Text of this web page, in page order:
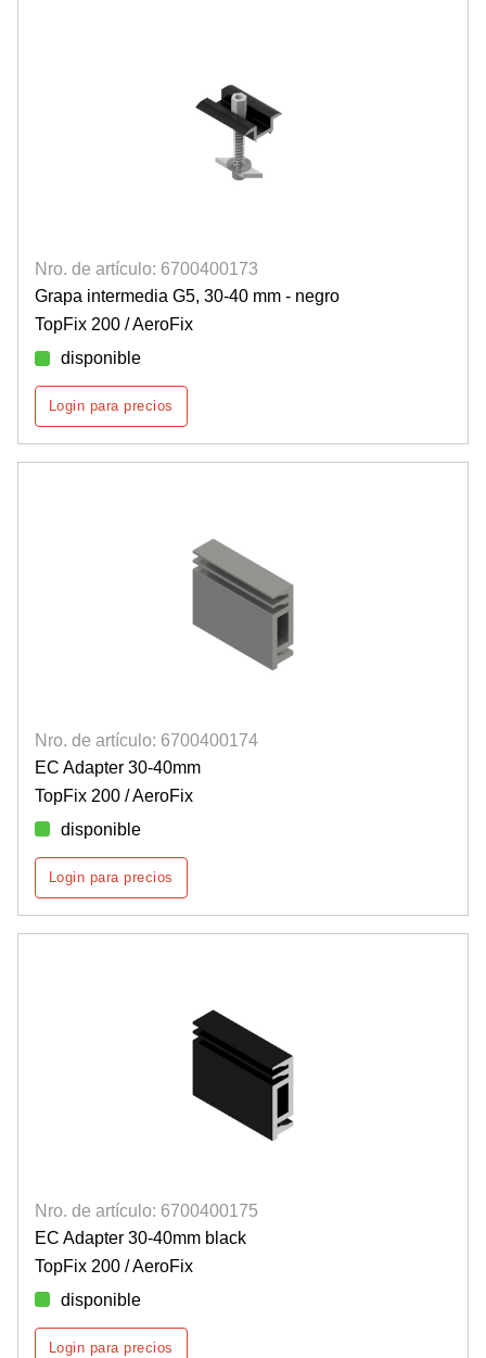
Nro. de artículo: 6700400173
Grapa intermedia G5, 30-40 mm - negro
TopFix 200 / AeroFix
disponible
Login para precios
Nro. de artículo: 6700400174
EC Adapter 30-40mm
TopFix 200 / AeroFix
disponible
Login para precios
Nro. de artículo: 6700400175
EC Adapter 30-40mm black
TopFix 200 / AeroFix
disponible
Login para precios